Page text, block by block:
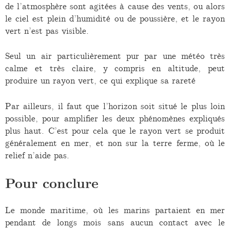
de l’atmosphère sont agitées à cause des vents, ou alors
le ciel est plein d’humidité ou de poussière, et le rayon
vert n’est pas visible.
Seul un air particulièrement pur par une météo très
calme et très claire, y compris en altitude, peut
produire un rayon vert, ce qui explique sa rareté
Par ailleurs, il faut que l’horizon soit situé le plus loin
possible, pour amplifier les deux phénomènes expliqués
plus haut. C’est pour cela que le rayon vert se produit
généralement en mer, et non sur la terre ferme, où le
relief n’aide pas.
Pour conclure
Le monde maritime, où les marins partaient en mer
pendant de longs mois sans aucun contact avec le